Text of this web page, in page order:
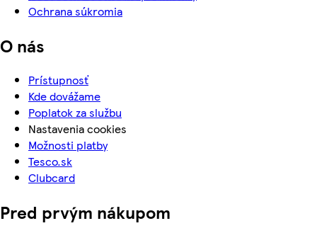
Ochrana súkromia
O nás
Prístupnosť
Kde dovážame
Poplatok za službu
Nastavenia cookies
Možnosti platby
Tesco.sk
Clubcard
Pred prvým nákupom